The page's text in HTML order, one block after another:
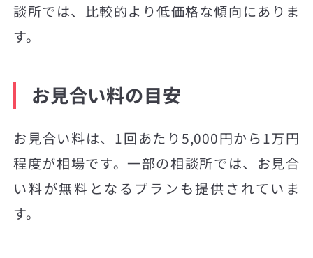
談所では、比較的より低価格な傾向にありま
す。
お見合い料の目安
お見合い料は、1回あたり5,000円から1万円
程度が相場です。一部の相談所では、お見合
い料が無料となるプランも提供されていま
す。